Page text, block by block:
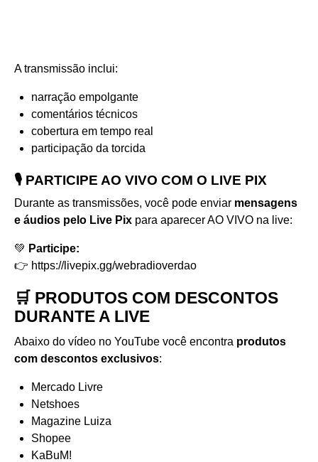
A transmissão inclui:
narração empolgante
comentários técnicos
cobertura em tempo real
participação da torcida
🎙️ PARTICIPE AO VIVO COM O LIVE PIX
Durante as transmissões, você pode enviar mensagens
e áudios pelo Live Pix para aparecer AO VIVO na live:
💚 Participe:
👉 https://livepix.gg/webradioverdao
🛒 PRODUTOS COM DESCONTOS
DURANTE A LIVE
Abaixo do vídeo no YouTube você encontra produtos
com descontos exclusivos:
Mercado Livre
Netshoes
Magazine Luiza
Shopee
KaBuM!